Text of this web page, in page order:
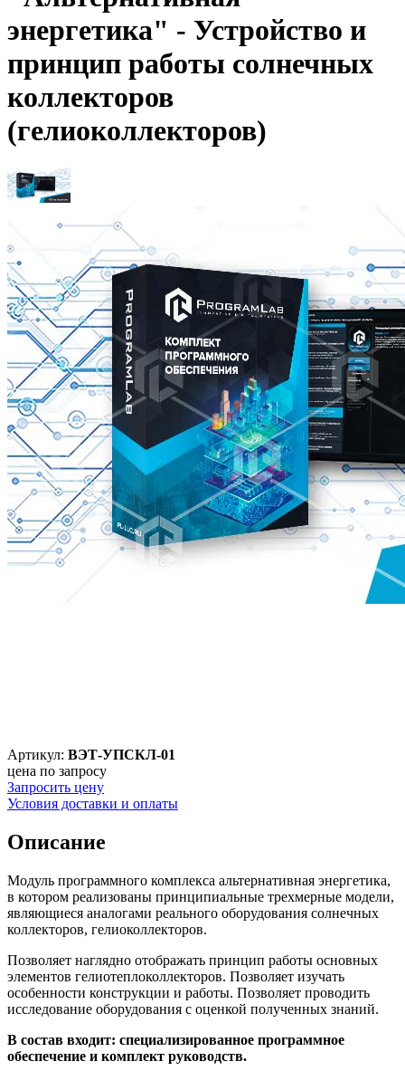
энергетика" - Устройство и
принцип работы солнечных
коллекторов
(гелиоколлекторов)
Артикул: ВЭТ-УПСКЛ-01
цена по запросу
Запросить цену
Условия доставки и оплаты
Описание
Модуль программного комплекса альтернативная энергетика,
в котором реализованы принципиальные трехмерные модели,
являющиеся аналогами реального оборудования солнечных
коллекторов, гелиоколлекторов.
Позволяет наглядно отображать принцип работы основных
элементов гелиотеплоколлекторов. Позволяет изучать
особенности конструкции и работы. Позволяет проводить
исследование оборудования с оценкой полученных знаний.
В состав входит: специализированное программное
обеспечение и комплект руководств.